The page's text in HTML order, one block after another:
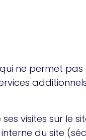
ne permet
visites sur
du site